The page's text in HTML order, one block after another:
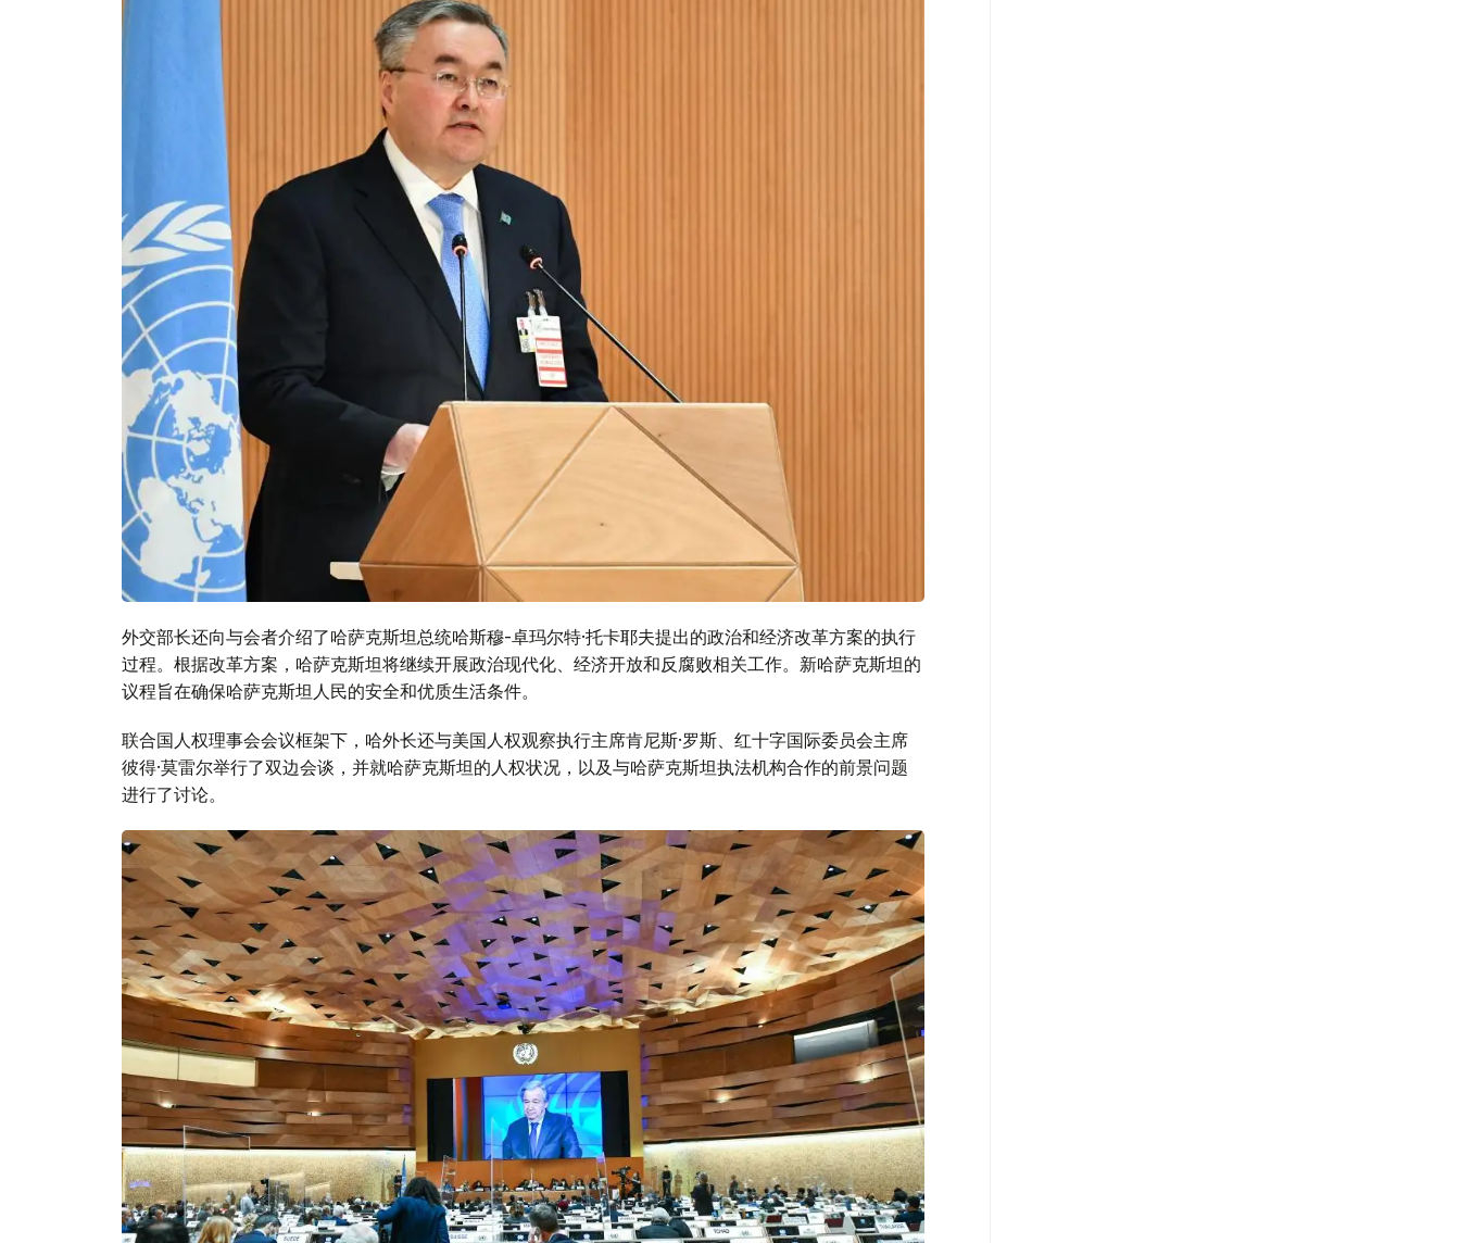
外交部长还向与会者介绍了哈萨克斯坦总统哈斯穆-卓玛尔特·托卡耶夫提出的政治和经济改革方案的执行
过程。根据改革方案，哈萨克斯坦将继续开展政治现代化、经济开放和反腐败相关工作。新哈萨克斯坦的
议程旨在确保哈萨克斯坦人民的安全和优质生活条件。
联合国人权理事会会议框架下，哈外长还与美国人权观察执行主席肯尼斯·罗斯、红十字国际委员会主席
彼得·莫雷尔举行了双边会谈，并就哈萨克斯坦的人权状况，以及与哈萨克斯坦执法机构合作的前景问题
进行了讨论。